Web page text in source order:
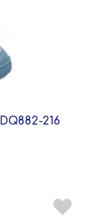
216